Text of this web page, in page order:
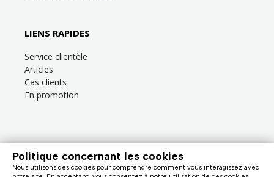
LIENS RAPIDES
Service clientèle
Articles
Cas clients
En promotion
Besoin d’aide?Consultez laFAQ ou la section
Politique concernant les cookies
Nous utilisons des cookies pour comprendre comment vous interagissez avec